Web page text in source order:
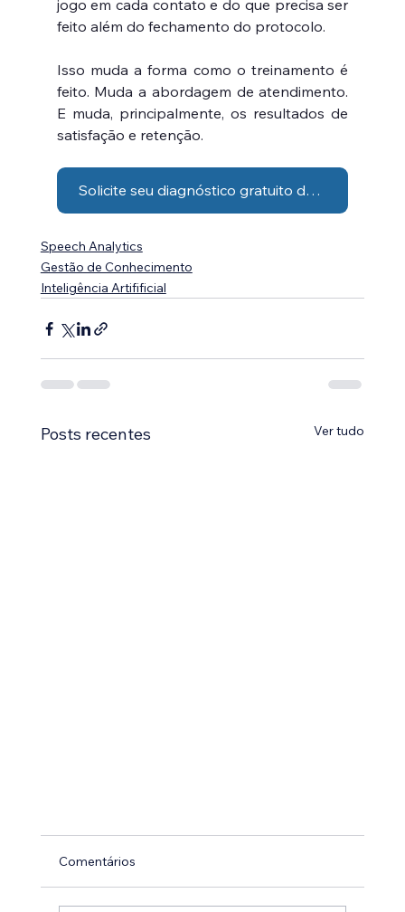
jogo em cada contato e do que precisa ser
feito além do fechamento do protocolo.
Isso muda a forma como o treinamento é
feito. Muda a abordagem de atendimento.
E muda, principalmente, os resultados de
satisfação e retenção.
Solicite seu diagnóstico gratuito de Speech Analytics
Speech Analytics
Gestão de Conhecimento
Inteligência Artifificial
Posts recentes Ver tudo
Comentários